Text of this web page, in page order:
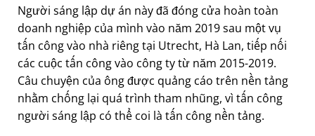
Người sáng lập dự án này đã đóng cửa hoàn toàn
doanh nghiệp của mình vào năm 2019 sau một vụ
tấn công vào nhà riêng tại Utrecht, Hà Lan, tiếp nối
các cuộc tấn công vào công ty từ năm 2015-2019.
Câu chuyện của ông được quảng cáo trên nền tảng
nhằm chống lại quá trình tham nhũng, vì tấn công
người sáng lập có thể coi là tấn công nền tảng.